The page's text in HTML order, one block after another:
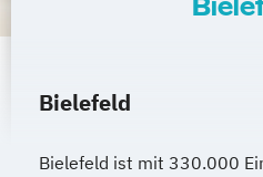
Bielefeld
Bielefeld ist mit 330.000